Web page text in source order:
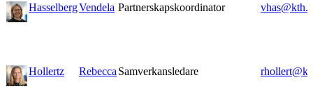
HasselbergVendela Partnerskapskoordinator
Hollertz Rebecca Samverkansledare